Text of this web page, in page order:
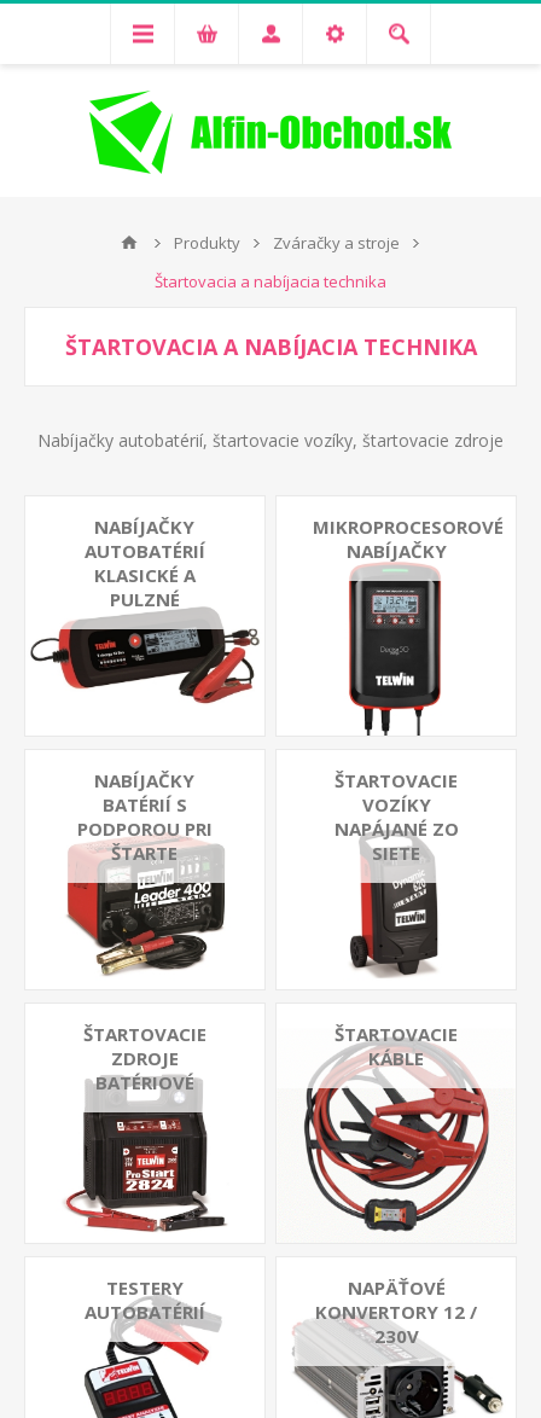
Produkty
Zváračky a stroje
Štartovacia a nabíjacia technika
ŠTARTOVACIA A NABÍJACIA TECHNIKA
Nabíjačky autobatérií, štartovacie vozíky, štartovacie zdroje
NABÍJAČKY
AUTOBATÉRIÍ
KLASICKÉ A
PULZNÉ
MIKROPROCESOROVÉ
NABÍJAČKY
NABÍJAČKY
BATÉRIÍ S
PODPOROU PRI
ŠTARTE
ŠTARTOVACIE
VOZÍKY
NAPÁJANÉ ZO
SIETE
ŠTARTOVACIE
ZDROJE
BATÉRIOVÉ
ŠTARTOVACIE
KÁBLE
TESTERY
AUTOBATÉRIÍ
NAPÄŤOVÉ
KONVERTORY 12 /
230V